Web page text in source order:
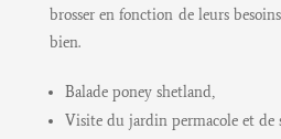
brosser en fonction de leurs
bien.
Balade poney shetland,
Visite du jardin permacole et de